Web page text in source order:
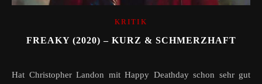
KRITIK
FREAKY (2020) – KURZ & SCHMERZHAFT
Hat Christopher Landon mit Happy Deathday schon sehr gut